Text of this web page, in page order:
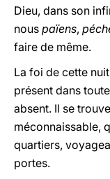
Dieu, dans son
nous païens,
faire de même.
La foi de cette
présent dans
absent. Il se
méconnaissable,
quartiers,
portes.